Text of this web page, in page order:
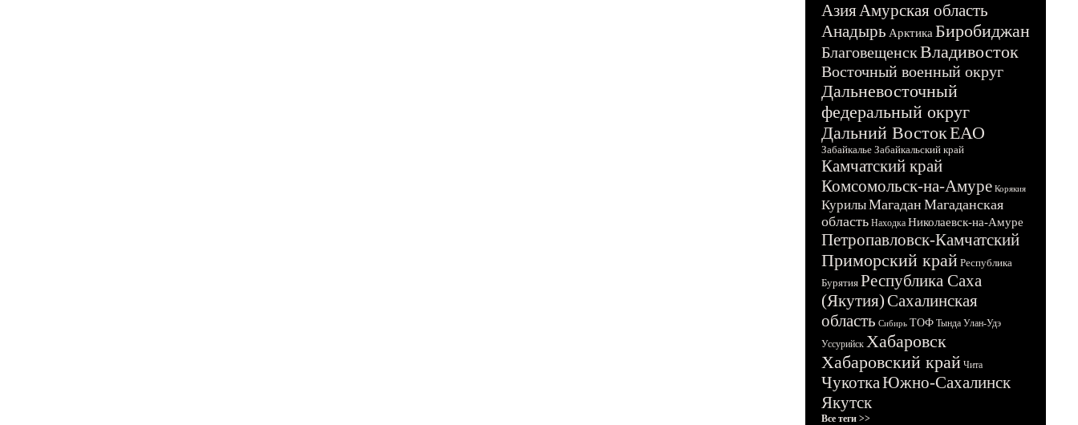
АзияАмурская область
Анадырь Арктика Биробиджан
БлаговещенскВладивосток
Восточный военный округ
Дальневосточный
федеральный округ
Дальний ВостокЕАО
Забайкалье Забайкальский край
Камчатский край
Комсомольск-на-Амуре Корякия
КурилыМагадан Магаданская
область Находка Николаевск-на-Амуре
Петропавловск-Камчатский
Приморский край Республика
Бурятия Республика Саха
(Якутия)Сахалинская
область Сибирь ТОФ Тында Улан-Удэ
Уссурийск Хабаровск
Хабаровский край Чита
ЧукоткаЮжно-Сахалинск
Якутск
Все теги >>